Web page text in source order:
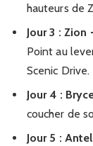
hauteurs de
Jour 3 : Zion
Point au
Scenic Drive.
Jour 4 :
coucher de
Jour 5 :